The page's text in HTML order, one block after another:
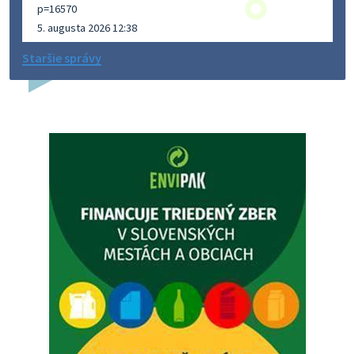
p=16570
5. augusta 2026 12:38
Dovolenka - MUDr. Marián Sivoň
budeZATVORENÁ z dôvodu čerpania dovolenky. Akútne
prípady bude riešiť MUDr.Fisch…
Zajtrajší zvoz odpadu
Vážený občan, zajtra 5. 8. sa bude zvážať komunálny odpad.
4. augusta 2026 15:30
Dnešný zvoz odpadu
Vážený občan, dnes 5. 8. sa zváža komunálny odpad.
5. augusta 2026 05:00
Staršie správy